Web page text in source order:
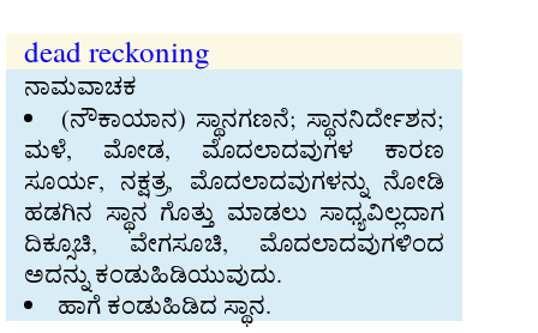
dead reckoning
ನಾಮವಾಚಕ
(ನೌಕಾಯಾನ) ಸ್ಥಾನಗಣನೆ; ಸ್ಥಾನನಿರ್ದೇಶನ;
ಮಳೆ, ಮೋಡ, ಮೊದಲಾದವುಗಳ ಕಾರಣ
ಸೂರ್ಯ, ನಕ್ಷತ್ರ, ಮೊದಲಾದವುಗಳನ್ನು ನೋಡಿ
ಹಡಗಿನ ಸ್ಥಾನ ಗೊತ್ತು ಮಾಡಲು ಸಾಧ್ಯವಿಲ್ಲದಾಗ
ದಿಕ್ಸೂಚಿ, ವೇಗಸೂಚಿ, ಮೊದಲಾದವುಗಳಿಂದ
ಅದನ್ನು ಕಂಡುಹಿಡಿಯುವುದು.
ಹಾಗೆ ಕಂಡುಹಿಡಿದ ಸ್ಥಾನ.